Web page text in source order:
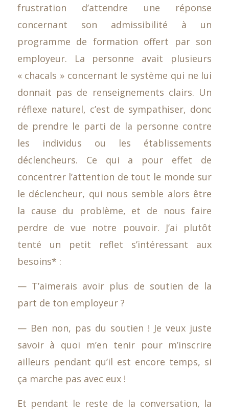
frustration d’attendre une réponse
concernant son admissibilité à un
programme de formation offert par son
employeur. La personne avait plusieurs
« chacals » concernant le système qui ne lui
donnait pas de renseignements clairs. Un
réflexe naturel, c’est de sympathiser, donc
de prendre le parti de la personne contre
les individus ou les établissements
déclencheurs. Ce qui a pour effet de
concentrer l’attention de tout le monde sur
le déclencheur, qui nous semble alors être
la cause du problème, et de nous faire
perdre de vue notre pouvoir. J’ai plutôt
tenté un petit reflet s’intéressant aux
besoins* :
— T’aimerais avoir plus de soutien de la
part de ton employeur ?
— Ben non, pas du soutien ! Je veux juste
savoir à quoi m’en tenir pour m’inscrire
ailleurs pendant qu’il est encore temps, si
ça marche pas avec eux !
Et pendant le reste de la conversation, la